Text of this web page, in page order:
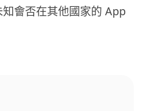
會否在其他國家的 App